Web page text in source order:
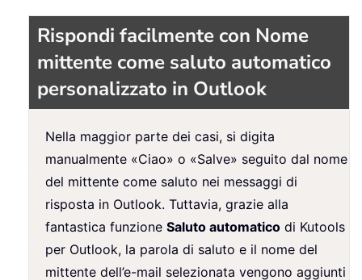
Rispondi facilmente con Nome
mittente come saluto automatico
personalizzato in Outlook
Nella maggior parte dei casi, si digita
manualmente «Ciao» o «Salve» seguito dal nome
del mittente come saluto nei messaggi di
risposta in Outlook. Tuttavia, grazie alla
fantastica funzione Saluto automatico di Kutools
per Outlook, la parola di saluto e il nome del
mittente dell’e-mail selezionata vengono aggiunti